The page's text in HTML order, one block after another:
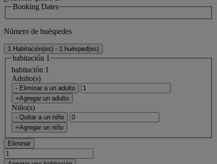
Booking Dates
Número de huéspedes
1 Habitación(es) - 1 huésped(es)
habitación 1
habitación 1
Adulto(s)
- Eliminar a un adulto
+Agregar un adulto
Niño(s)
- Quitar a un niño
+Agregar un niño
Eliminar